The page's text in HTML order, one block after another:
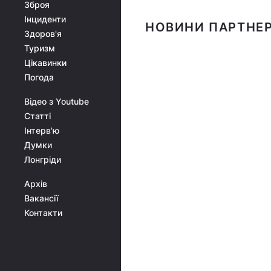
Зброя
Інциденти
Здоров'я
Туризм
Цікавинки
Погода
Відео з Youtube
Статті
Інтерв'ю
Думки
Лонгріди
Архів
Вакансії
Контакти
НОВИНИ